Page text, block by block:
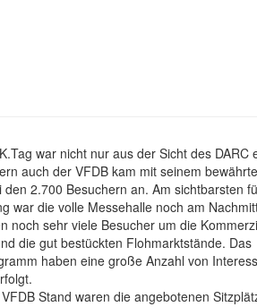
war nicht nur aus der Sicht des DARC
auch der VFDB kam mit seinem
den 2.700 Besuchern an. Am sichtbarsten
war die volle Messehalle noch am
noch sehr viele Besucher um die
die gut bestückten Flohmarktstände. Das
haben eine große Anzahl von
Stand waren die angebotenen